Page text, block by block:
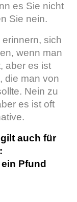
es Sie nicht
Sie nein.
sich
wenn man
aber es ist
die man von
Nein zu
es ist oft
auch für
Pfund